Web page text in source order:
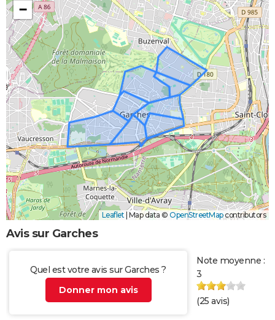
−
Leaflet Map data © OpenStreetMapcontributors
Avis sur Garches
Quel est votre avis sur Garches ?
Donner mon avis
Note moyenne :
3
(25 avis)